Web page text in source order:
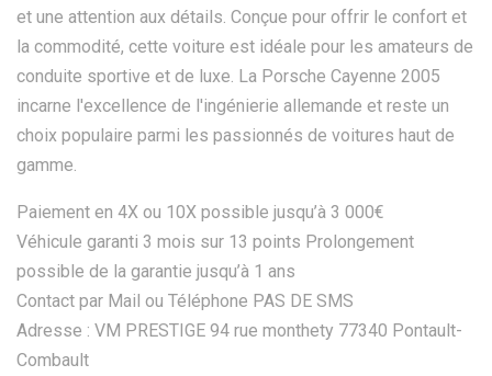
et une attention aux détails. Conçue pour offrir le confort et
la commodité, cette voiture est idéale pour les amateurs de
conduite sportive et de luxe. La Porsche Cayenne 2005
incarne l'excellence de l'ingénierie allemande et reste un
choix populaire parmi les passionnés de voitures haut de
gamme.
Paiement en 4X ou 10X possible jusqu’à 3 000€
Véhicule garanti 3 mois sur 13 points Prolongement
possible de la garantie jusqu’à 1 ans
Contact par Mail ou Téléphone PAS DE SMS
Adresse : VM PRESTIGE 94 rue monthety 77340 Pontault-
Combault